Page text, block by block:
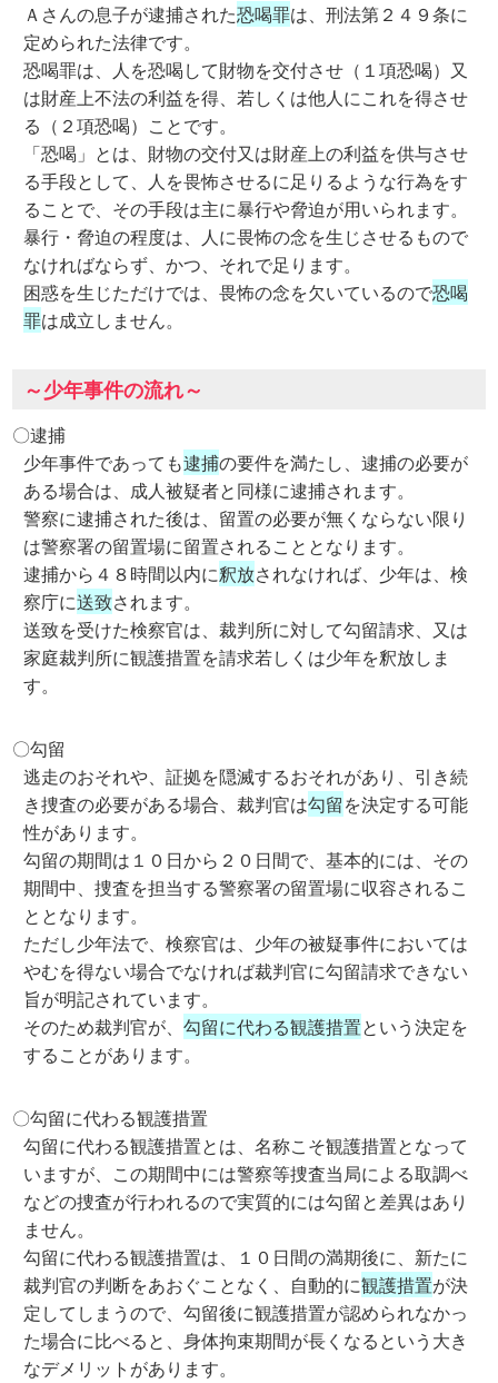
Ａさんの息子が逮捕された恐喝罪は、刑法第２４９条に
定められた法律です。
恐喝罪は、人を恐喝して財物を交付させ（１項恐喝）又
は財産上不法の利益を得、若しくは他人にこれを得させ
る（２項恐喝）ことです。
「恐喝」とは、財物の交付又は財産上の利益を供与させ
る手段として、人を畏怖させるに足りるような行為をす
ることで、その手段は主に暴行や脅迫が用いられます。
暴行・脅迫の程度は、人に畏怖の念を生じさせるもので
なければならず、かつ、それで足ります。
困惑を生じただけでは、畏怖の念を欠いているので恐喝
罪は成立しません。
～少年事件の流れ～
〇逮捕
少年事件であっても逮捕の要件を満たし、逮捕の必要が
ある場合は、成人被疑者と同様に逮捕されます。
警察に逮捕された後は、留置の必要が無くならない限り
は警察署の留置場に留置されることとなります。
逮捕から４８時間以内に釈放されなければ、少年は、検
察庁に送致されます。
送致を受けた検察官は、裁判所に対して勾留請求、又は
家庭裁判所に観護措置を請求若しくは少年を釈放しま
す。
〇勾留
逃走のおそれや、証拠を隠滅するおそれがあり、引き続
き捜査の必要がある場合、裁判官は勾留を決定する可能
性があります。
勾留の期間は１０日から２０日間で、基本的には、その
期間中、捜査を担当する警察署の留置場に収容されるこ
ととなります。
ただし少年法で、検察官は、少年の被疑事件においては
やむを得ない場合でなければ裁判官に勾留請求できない
旨が明記されています。
そのため裁判官が、勾留に代わる観護措置という決定を
することがあります。
〇勾留に代わる観護措置
勾留に代わる観護措置とは、名称こそ観護措置となって
いますが、この期間中には警察等捜査当局による取調べ
などの捜査が行われるので実質的には勾留と差異はあり
ません。
勾留に代わる観護措置は、１０日間の満期後に、新たに
裁判官の判断をあおぐことなく、自動的に観護措置が決
定してしまうので、勾留後に観護措置が認められなかっ
た場合に比べると、身体拘束期間が長くなるという大き
なデメリットがあります。